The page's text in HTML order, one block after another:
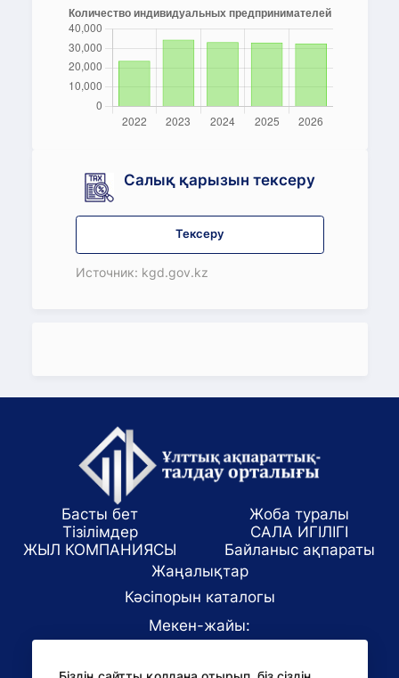
Салық қарызын тексеру
Тексеру
Источник: kgd.gov.kz
Басты бет
Жоба туралы
Тізілімдер
САЛА ИГІЛІГІ
ЖЫЛ КОМПАНИЯСЫ
Байланыс ақпараты
Жаңалықтар
Кәсіпорын каталогы
Мекен-жайы: